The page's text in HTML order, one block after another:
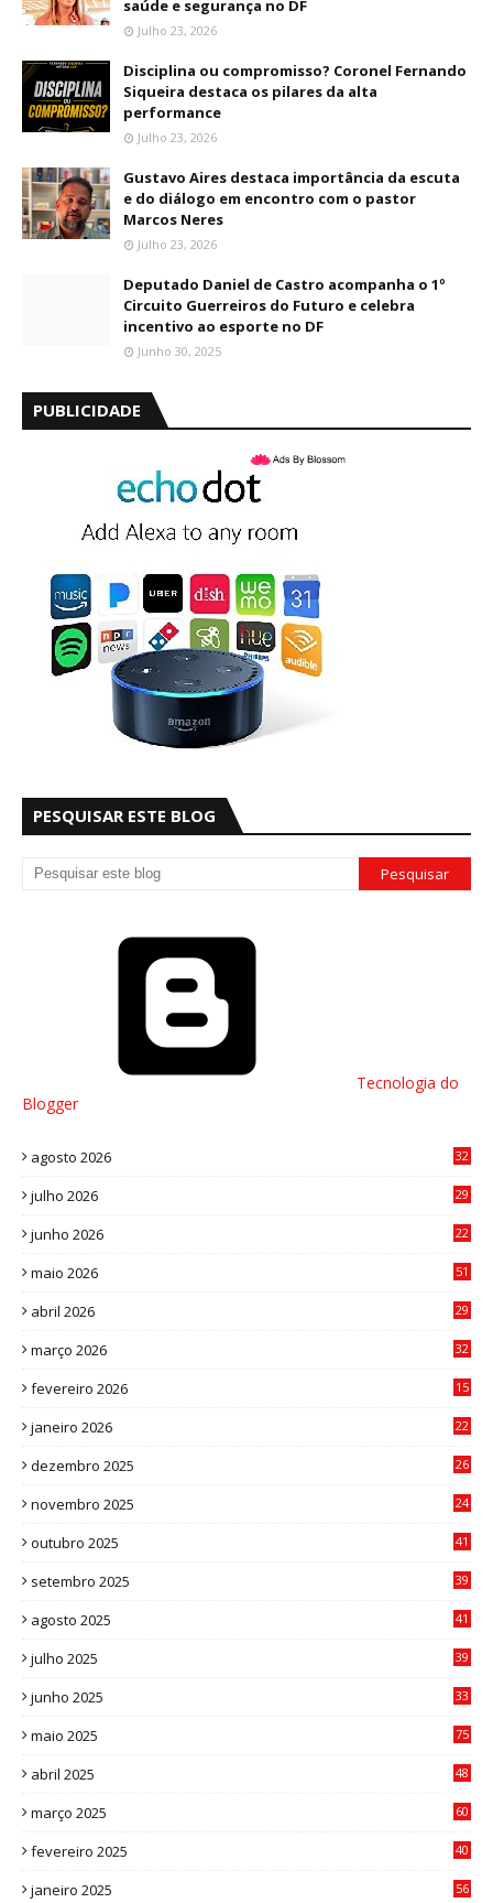
saúde e segurança no DF
Julho 23, 2026
Disciplina ou compromisso? Coronel Fernando
Siqueira destaca os pilares da alta
performance
Julho 23, 2026
Gustavo Aires destaca importância da escuta
e do diálogo em encontro com o pastor
Marcos Neres
Julho 23, 2026
Deputado Daniel de Castro acompanha o 1º
Circuito Guerreiros do Futuro e celebra
incentivo ao esporte no DF
Junho 30, 2025
PUBLICIDADE
PESQUISAR ESTE BLOG
Tecnologia do
Blogger
agosto 2026 32
julho 2026
29
junho 2026
22
maio 2026
51
abril 2026
29
março 2026
32
fevereiro 2026
15
janeiro 2026
22
dezembro 2025
26
novembro 2025
24
outubro 2025
41
setembro 2025
39
agosto 2025
41
julho 2025
39
junho 2025
33
maio 2025 75
abril 2025
48
março 2025
60
fevereiro 2025
40
janeiro 2025
56